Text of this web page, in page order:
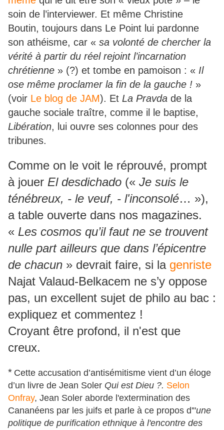
soin de l’interviewer. Et même Christine
Boutin, toujours dans Le Point lui pardonne
son athéisme, car « sa volonté de chercher la
vérité à partir du réel rejoint l’incarnation
chrétienne » (?) et tombe en pamoison : « Il
ose même proclamer la fin de la gauche ! »
(voir Le blog de JAM). Et La Pravda de la
gauche sociale traître, comme il le baptise,
Libération, lui ouvre ses colonnes pour des
tribunes.
Comme on le voit le réprouvé, prompt
à jouer El desdichado (« Je suis le
ténébreux, - le veuf, - l'inconsolé… »),
a table ouverte dans nos magazines.
« Les cosmos qu’il faut ne se trouvent
nulle part ailleurs que dans l’épicentre
de chacun » devrait faire, si la genriste
Najat Valaud-Belkacem ne s’y oppose
pas, un excellent sujet de philo au bac :
expliquez et commentez !
Croyant être profond, il n'est que
creux.
* Cette accusation d’antisémitisme vient d’un éloge
d’un livre de Jean Soler Qui est Dieu ?. Selon
Onfray, Jean Soler aborde l'extermination des
Cananéens par les juifs et parle à ce propos d'"une
politique de purification ethnique à l'encontre des